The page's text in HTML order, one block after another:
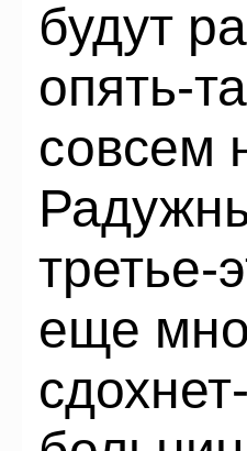
будут
опять-
совсем
третье-
еще